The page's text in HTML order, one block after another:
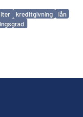
kreditgivning
lån